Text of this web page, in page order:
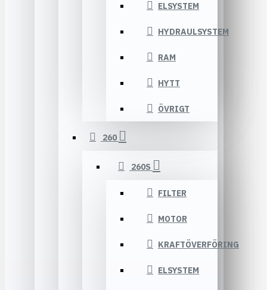
ELSYSTEM
HYDRAULSYSTEM
RAM
HYTT
ÖVRIGT
260
260S
FILTER
MOTOR
KRAFTÖVERFÖRING
ELSYSTEM